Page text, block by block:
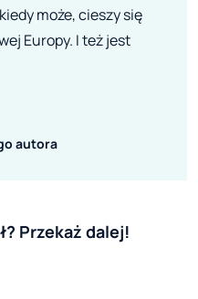
może, cieszy się
Europy. I też jest
autora
Przekaż dalej!